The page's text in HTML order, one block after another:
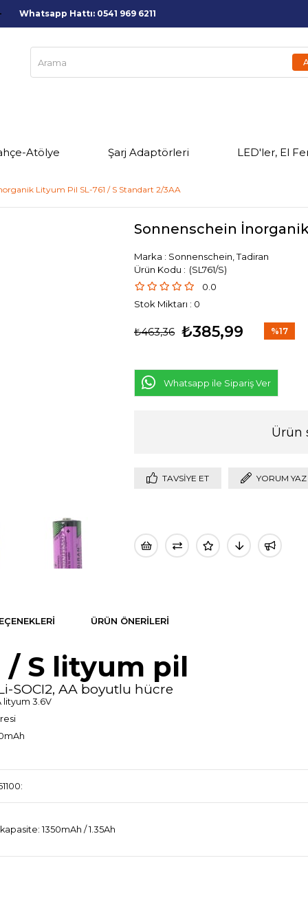
Whatsapp Hattı: 0541 969 6211
Atölye Şarj Adaptörleri LED'ler, El
Lityum Pil SL-761 / S Standart 2/3AA
Sonnenschein
Marka : Sonnenschein, Tadiran
(SL761/S)
0.0
Stok Miktarı : 0
₺463,36 ₺385,99 %17
Whatsapp ile Sipariş Ver
Ürün
TAVSIYE ET YORUM YAZ
ÜRÜN ÖNERILERI
/ S lityum pil
SOCI2, AA boyutlu hücre
lityum 3.6V
1350mAh / 1.35Ah